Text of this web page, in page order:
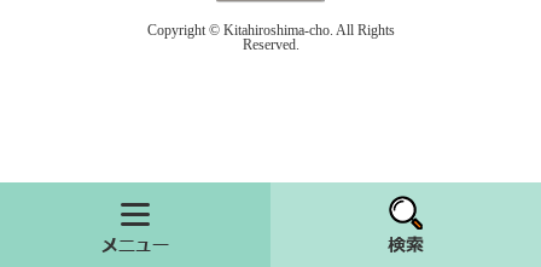
検索
Copyright © Kitahiroshima-cho. All Rights
Reserved.